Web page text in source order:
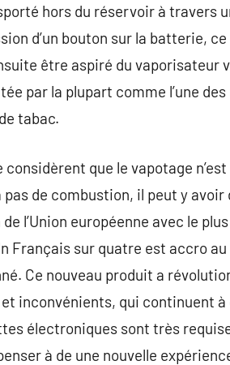
hors du réservoir à travers
d’un bouton sur la batterie,
être aspiré du vaporisateur
par la plupart comme l’une
tabac.
que le vapotage
pas de combustion, il peut y
l’Union européenne avec le
Français sur quatre est accro
Ce nouveau produit a
inconvénients, qui continuent à
électroniques sont très
à de une nouvelle